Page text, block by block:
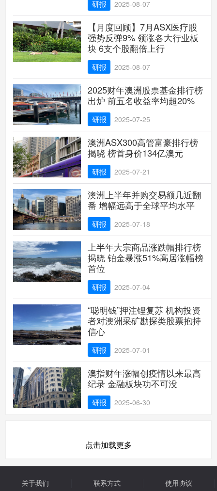
研报 2025-08-07
【月度回顾】7月ASX医疗股
强势反弹9% 领涨各大行业板
块 6支个股翻倍上行
研报 2025-08-07
2025财年澳洲股票基金排行榜
出炉 前五名收益率均超20%
研报 2025-07-25
澳洲ASX300高管富豪排行榜
揭晓 榜首身价134亿澳元
研报 2025-07-21
澳洲上半年并购交易额几近翻
番 增幅远高于全球平均水平
研报 2025-07-18
上半年大宗商品涨跌幅排行榜
揭晓 铂金暴涨51%高居涨幅榜
首位
研报 2025-07-04
“聪明钱”押注锂复苏 机构投资
者对澳洲采矿勘探类股票抱持
信心
研报 2025-07-01
澳指财年涨幅创疫情以来最高
纪录 金融板块功不可没
研报 2025-06-30
点击加载更多
关于我们 联系方式 使用协议